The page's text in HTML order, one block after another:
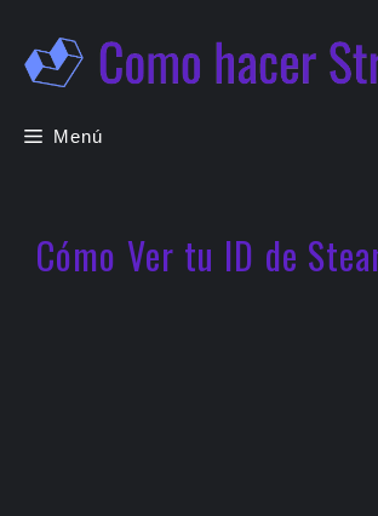
contenido
Menú
Cómo Ver tu ID de